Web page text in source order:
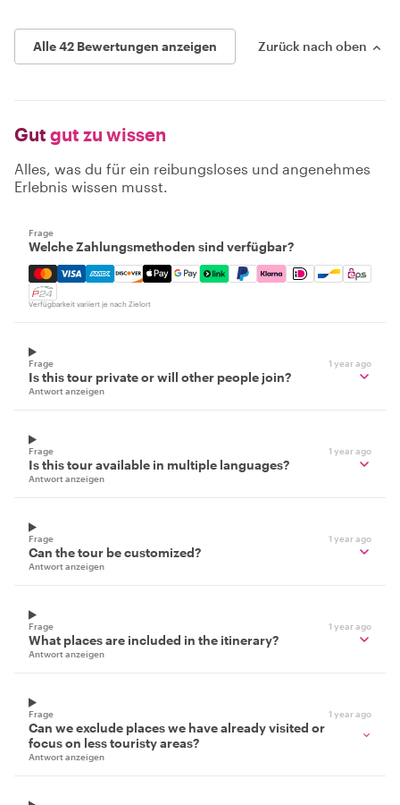
Alle 42 Bewertungen anzeigen Zurück nach oben
Gut gut zu wissen
Alles, was du für ein reibungsloses und angenehmes
Erlebnis wissen musst.
Frage
Welche Zahlungsmethoden sind verfügbar?
Mastercard, Visa, Amex, Discover, Apple Pay, Google
Verfügbarkeit variiert je nach Zielort
Frage 1 year ago
Is this tour private or will other people join?
Antwort anzeigen
Frage 1 year ago
Is this tour available in multiple languages?
Antwort anzeigen
Frage 1 year ago
Can the tour be customized?
Antwort anzeigen
Frage 1 year ago
What places are included in the itinerary?
Antwort anzeigen
Frage 1 year ago
Can we exclude places we have already visited or
focus on less touristy areas?
Antwort anzeigen